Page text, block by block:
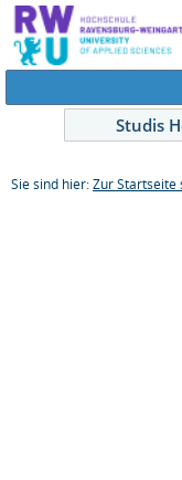
Studis
Sie sind hier: Zur Startseite